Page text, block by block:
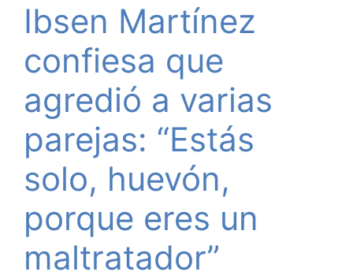
Ibsen Martínez
confiesa que
agredió a varias
parejas: “Estás
solo, huevón,
porque eres un
maltratador”